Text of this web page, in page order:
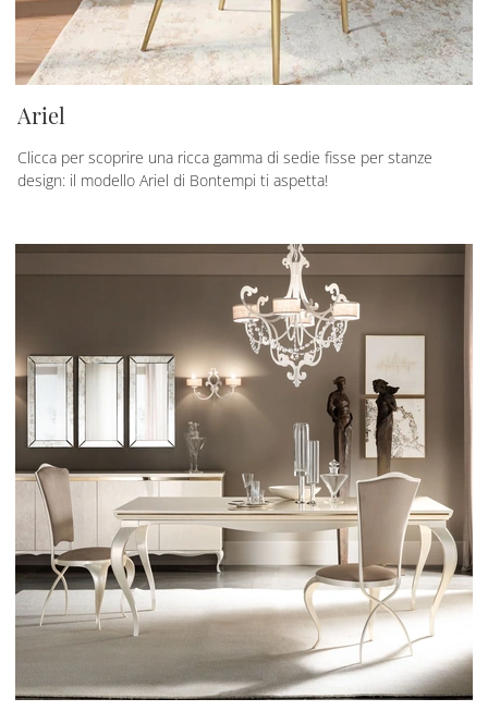
Ariel
Clicca per scoprire una ricca gamma di sedie fisse per stanze
design: il modello Ariel di Bontempi ti aspetta!